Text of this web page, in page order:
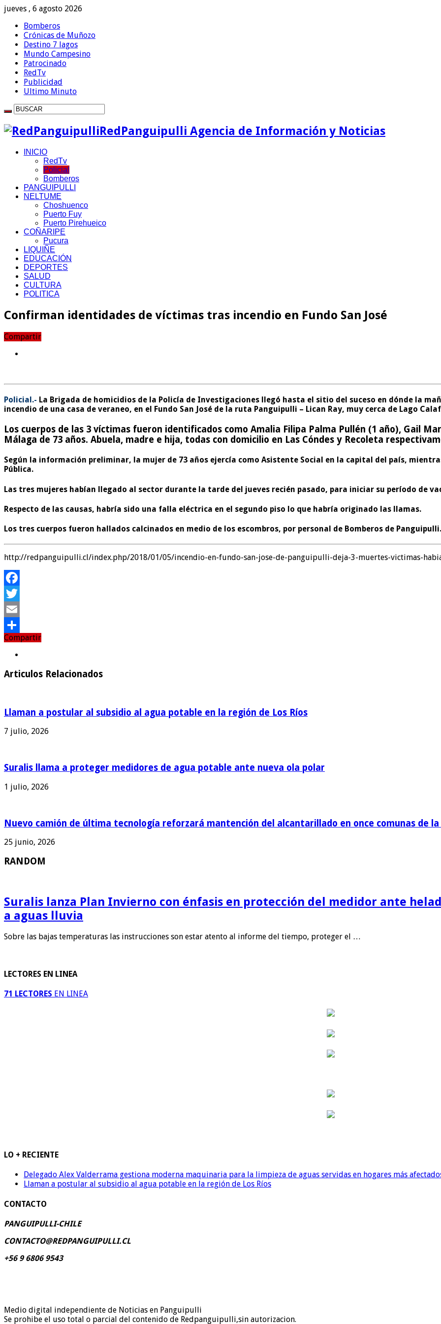
jueves , 6 agosto 2026
Bomberos
Crónicas de Muñozo
Destino 7 lagos
Mundo Campesino
Patrocinado
RedTv
Publicidad
Ultimo Minuto
RedPanguipulli Agencia de Información y Noticias
INICIO
RedTv
Policial
Bomberos
PANGUIPULLI
NELTUME
Choshuenco
Puerto Fuy
Puerto Pirehueico
COÑARIPE
Pucura
LIQUIÑE
EDUCACIÓN
DEPORTES
SALUD
CULTURA
POLITICA
Confirman identidades de víctimas tras incendio en Fundo San José
Compartir
Policial.- La Brigada de homicidios de la Policía de Investigaciones llegó hasta el sitio del suceso en dónde la
incendio de una casa de veraneo, en el Fundo San José de la ruta Panguipulli – Lican Ray, muy cerca de Lago
Los cuerpos de las 3 víctimas fueron identificados como Amalia Filipa Palma Pullén (1 año), Gail
Málaga de 73 años. Abuela, madre e hija, todas con domicilio en Las Cóndes y Recoleta
Según la información preliminar, la mujer de 73 años ejercía como Asistente Social en la capital del país,
Pública.
Las tres mujeres habían llegado al sector durante la tarde del jueves recién pasado, para iniciar su período de
Respecto de las causas, habría sido una falla eléctrica en el segundo piso lo que habría originado las llamas.
Los tres cuerpos fueron hallados calcinados en medio de los escombros, por personal de Bomberos de Panguipulli.
http://redpanguipulli.cl/index.php/2018/01/05/incendio-en-fundo-san-jose-de-panguipulli-deja-3-muertes-victimas-
Facebook
Twitter
Email
Compartir
Compartir
Articulos Relacionados
Llaman a postular al subsidio al agua potable en la región de Los Ríos
7 julio, 2026
Suralis llama a proteger medidores de agua potable ante nueva ola polar
1 julio, 2026
Nuevo camión de última tecnología reforzará mantención del alcantarillado en once comunas de la
25 junio, 2026
RANDOM
Suralis lanza Plan Invierno con énfasis en protección del medidor ante
a aguas lluvia
Sobre las bajas temperaturas las instrucciones son estar atento al informe del tiempo, proteger el …
LECTORES EN LINEA
71 LECTORES EN LINEA
LO + RECIENTE
Delegado Alex Valderrama gestiona moderna maquinaria para la limpieza de aguas servidas en hogares más
Llaman a postular al subsidio al agua potable en la región de Los Ríos
CONTACTO
PANGUIPULLI-CHILE
CONTACTO@REDPANGUIPULLI.CL
+56 9 6806 9543
Medio digital independiente de Noticias en Panguipulli
Se prohibe el uso total o parcial del contenido de Redpanguipulli,sin autorizacion.